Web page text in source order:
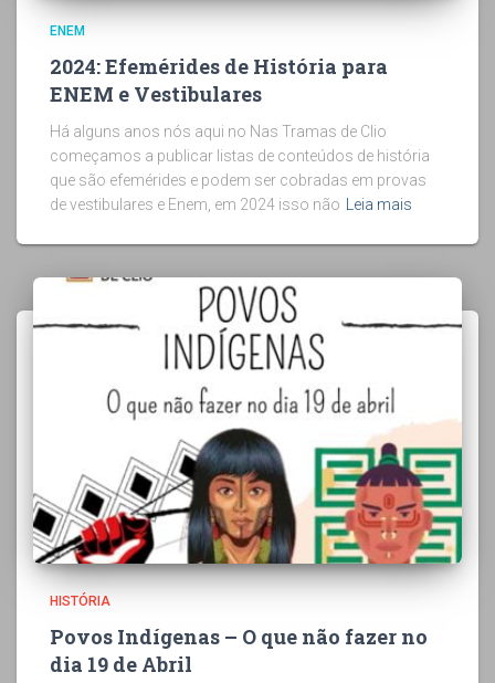
ENEM
2024: Efemérides de História para
ENEM e Vestibulares
Há alguns anos nós aqui no Nas Tramas de Clio
começamos a publicar listas de conteúdos de história
que são efemérides e podem ser cobradas em provas
de vestibulares e Enem, em 2024 isso não Leia mais
HISTÓRIA
Povos Indígenas – O que não fazer no
dia 19 de Abril